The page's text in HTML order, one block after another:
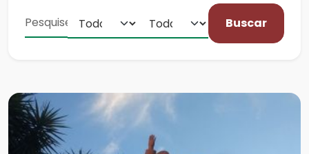
Buscar